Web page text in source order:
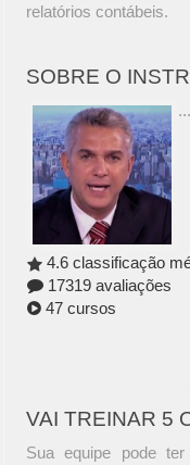
relatórios contábeis.
SOBRE O
...
4.6 classificação
17319 avaliações
47 cursos
VAI TREINAR 5
Sua equipe pode